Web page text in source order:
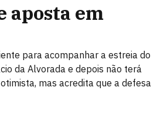
aposta em
para acompanhar a estreia do
da Alvorada e depois não terá
mas acredita que a defesa